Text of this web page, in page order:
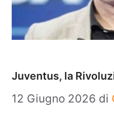
Juventus, la
12 Giugno 2026 di